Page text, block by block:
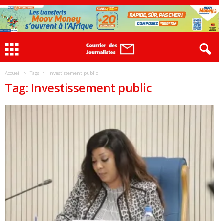
Accueil Tags Investissement public
Tag: Investissement public